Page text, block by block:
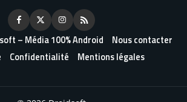
– Média 100% Android
Nous contacter
Confidentialité Mentions légales